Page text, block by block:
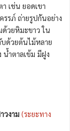
เช่น ยอดเขา
รรภ์ ถ่ายรูปกันอย่าง
ด้วยหิมะขาว ใน
บด้วยต้นไม้หลาย
น้ำตาลเข้ม มีฝูง
วงาม (ระยะทาง